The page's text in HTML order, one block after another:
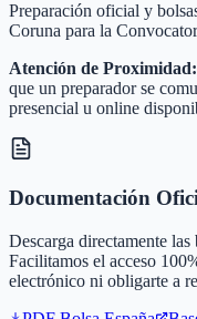
Preparación oficial y
Coruna para la
Atención de Proximidad:
que un preparador se
presencial u online
Documentación
Descarga directamente
Facilitamos el acceso
electrónico ni obligarte a